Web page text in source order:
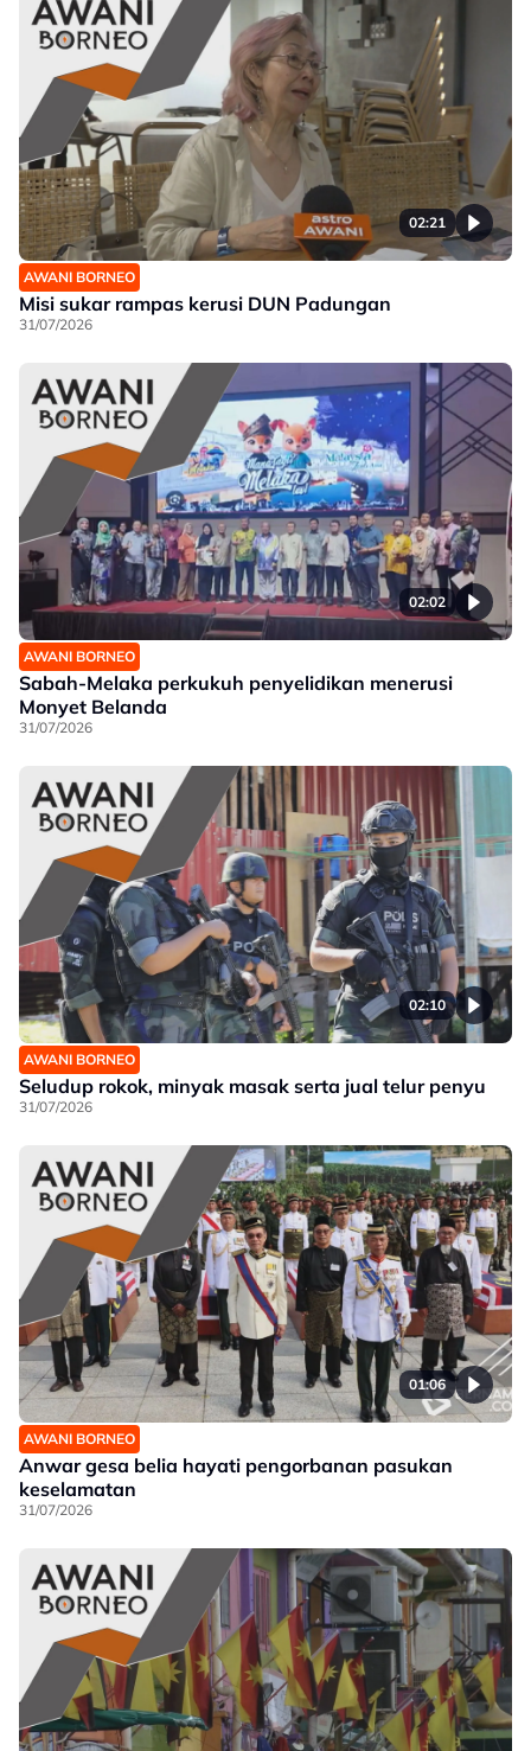
02:21
AWANI BORNEO
Misi sukar rampas kerusi DUN Padungan
31/07/2026
02:02
AWANI BORNEO
Sabah-Melaka perkukuh penyelidikan menerusi
Monyet Belanda
31/07/2026
02:10
AWANI BORNEO
Seludup rokok, minyak masak serta jual telur penyu
31/07/2026
01:06
AWANI BORNEO
Anwar gesa belia hayati pengorbanan pasukan
keselamatan
31/07/2026